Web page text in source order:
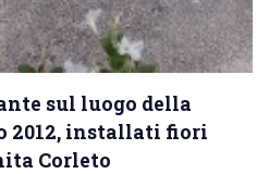
sul luogo della
2012, installati fiori
Corleto